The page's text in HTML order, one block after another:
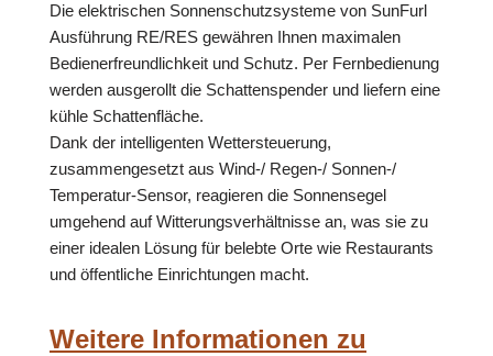
Die elektrischen Sonnenschutzsysteme von SunFurl
Ausführung RE/RES gewähren Ihnen maximalen
Bedienerfreundlichkeit und Schutz. Per Fernbedienung
werden ausgerollt die Schattenspender und liefern eine
kühle Schattenfläche.
Dank der intelligenten Wettersteuerung,
zusammengesetzt aus Wind-/ Regen-/ Sonnen-/
Temperatur-Sensor, reagieren die Sonnensegel
umgehend auf Witterungsverhältnisse an, was sie zu
einer idealen Lösung für belebte Orte wie Restaurants
und öffentliche Einrichtungen macht.
Weitere Informationen zu